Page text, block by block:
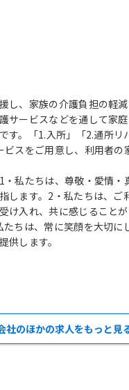
し、家族の介護負担の軽
サービスなどを通して家
す。「1.入所」「2.通所リ
ビスをご用意し、利用者の
・私たちは、尊敬・愛情・
します。2・私たちは、ご
け入れ、共に感じること
たちは、常に笑顔を大切に
供します。
社のほかの求人をもっと見